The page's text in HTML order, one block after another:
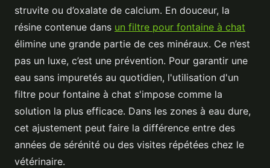
struvite ou d’oxalate de calcium. En douceur, la
résine contenue dans un filtre pour fontaine à chat
élimine une grande partie de ces minéraux. Ce n’est
pas un luxe, c’est une prévention. Pour garantir une
eau sans impuretés au quotidien, l'utilisation d'un
filtre pour fontaine à chat s'impose comme la
solution la plus efficace. Dans les zones à eau dure,
cet ajustement peut faire la différence entre des
années de sérénité ou des visites répétées chez le
vétérinaire.